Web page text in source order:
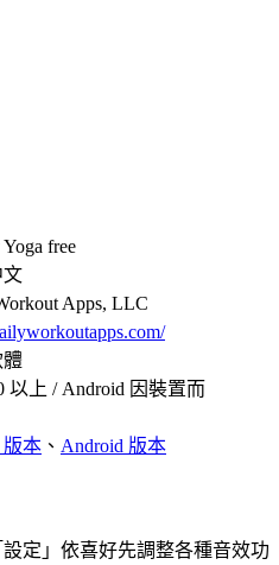
free
文
Apps, LLC
體
以上 / Android 因裝置而
版本 、 Android 版本
定」依喜好先調整各種音效功